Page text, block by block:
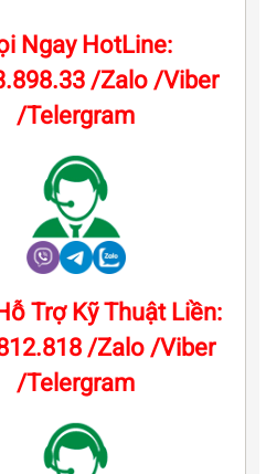
Ngay HotLine:
/Zalo /Viber
/Telergram
Trợ Kỹ Thuật Liền:
/Zalo /Viber
/Telergram